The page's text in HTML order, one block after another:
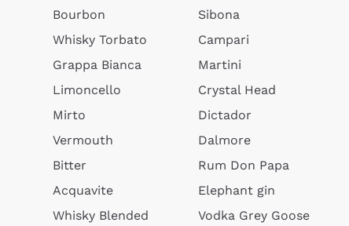
Bourbon
Whisky Torbato
Grappa Bianca
Limoncello
Mirto
Vermouth
Bitter
Acquavite
Whisky Blended
Sibona
Campari
Martini
Crystal Head
Dictador
Dalmore
Rum Don Papa
Elephant gin
Vodka Grey Goose